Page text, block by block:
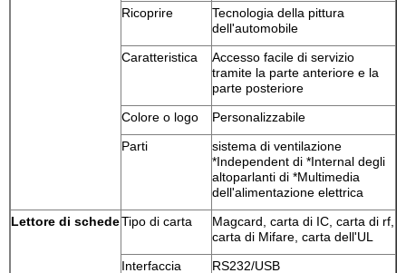
Ricoprire
Tecnologia della pittura
dell'automobile
Caratteristica
Accesso facile di servizio
tramite la parte anteriore e la
parte posteriore
Colore o logo
Personalizzabile
Parti
sistema di ventilazione
*Independent di *Internal degli
altoparlanti di *Multimedia
dell'alimentazione elettrica
Lettore di schedeTipo di carta
Magcard, carta di IC, carta di rf,
carta di Mifare, carta dell'UL
Interfaccia
RS232/USB